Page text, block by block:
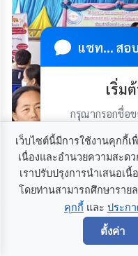
โครงการฝึกอบรมส่งเ
มูลฝอยที่ต้นทาง ตามหลั
พ.ศ.2568 องค์การบริหา
ยโสธ จังหวัดยโสธร
เว็บไซต์นี้มีการใช้งานคุกกี้เ
เนื่องและอำนวยความสะด
เราปรับปรุงการนำเสนอเ
โดยท่านสามารถศึกษารายล
คุกกี้ และ ประก
ตั้งค่า
แชท... สอ
เริ่ม
กรุณากรอกชื่อ